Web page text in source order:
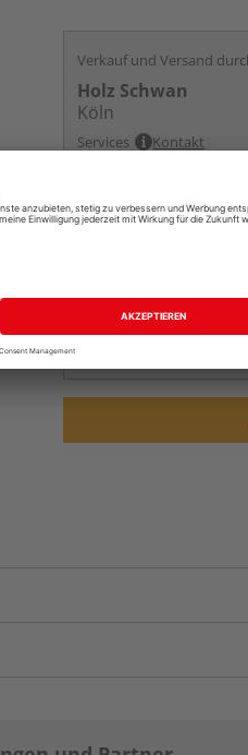
Verkauf und Versand
Holz Schwan
Köln
Services Kontakt
Online
Ihr Standort ist
Auf Vorbestellung: